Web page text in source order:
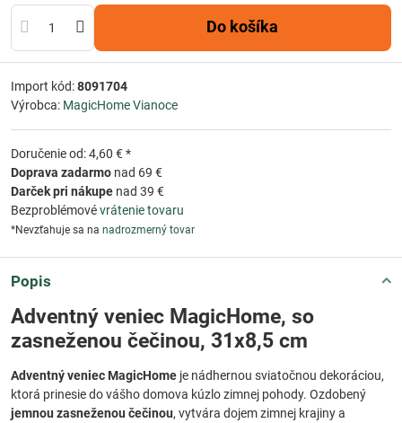
Do košíka
Import kód:8091704
Výrobca: MagicHome Vianoce
Doručenie od: 4,60 € *
Doprava zadarmo nad 69 €
Darček pri nákupe nad 39 €
Bezproblémovévrátenie tovaru
*Nevzťahuje sa na nadrozmerný tovar
Popis
Adventný veniec MagicHome, so
zasneženou čečinou, 31x8,5 cm
Adventný veniec MagicHome je nádhernou sviatočnou dekoráciou,
ktorá prinesie do vášho domova kúzlo zimnej pohody. Ozdobený
jemnou zasneženou čečinou, vytvára dojem zimnej krajiny a